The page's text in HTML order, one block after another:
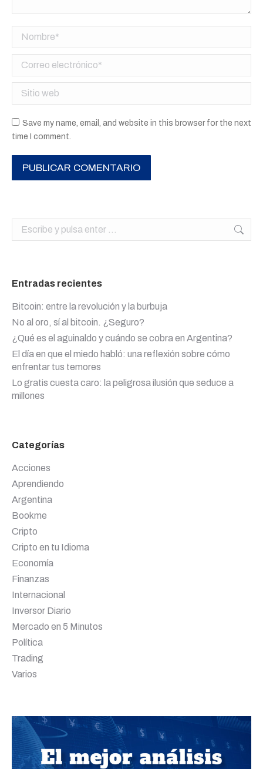
Nombre *
Correo electrónico *
Sitio web
Save my name, email, and website in this browser for the next
time I comment.
PUBLICAR COMENTARIO
Buscar:
Entradas recientes
Bitcoin: entre la revolución y la burbuja
No al oro, sí al bitcoin. ¿Seguro?
¿Qué es el aguinaldo y cuándo se cobra en Argentina?
El día en que el miedo habló: una reflexión sobre cómo
enfrentar tus temores
Lo gratis cuesta caro: la peligrosa ilusión que seduce a
millones
Categorías
Acciones
Aprendiendo
Argentina
Bookme
Cripto
Cripto en tu Idioma
Economía
Finanzas
Internacional
Inversor Diario
Mercado en 5 Minutos
Política
Trading
Varios